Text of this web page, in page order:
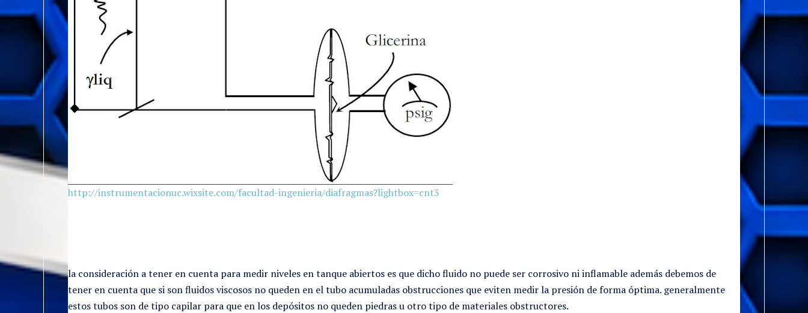
http://instrumentacionuc.wixsite.com/facultad-ingenieria/diafragmas?lightbox=cnt3
la consideración a tener en cuenta para medir niveles en tanque abiertos es que dicho fluido no puede ser corrosivo ni inflamable además debemos de
tener en cuenta que si son fluidos viscosos no queden en el tubo acumuladas obstrucciones que eviten medir la presión de forma óptima. generalmente
estos tubos son de tipo capilar para que en los depósitos no queden piedras u otro tipo de materiales obstructores.